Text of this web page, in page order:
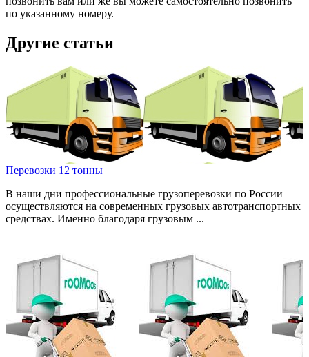
по указанному номеру.
Другие статьи
Перевозки 12 тонны
В наши дни профессиональные грузоперевозки по России
осуществляются на современных грузовых автотранспортных
средствах. Именно благодаря грузовым ...